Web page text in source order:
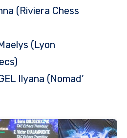
(Riviera Chess
(Lyon
Ilyana (Nomad’